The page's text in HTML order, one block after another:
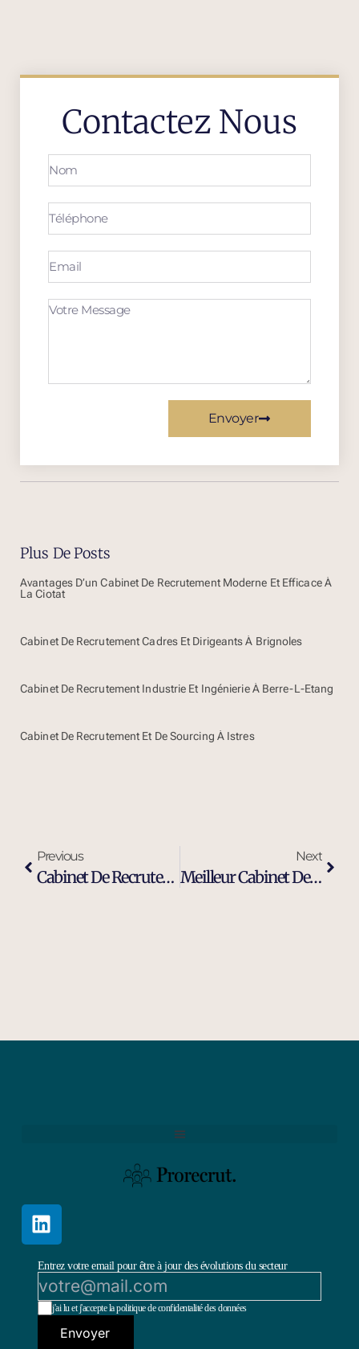
Contactez Nous
Envoyer
Plus De Posts
Avantages D’un Cabinet De Recrutement Moderne Et Efficace À
La Ciotat
Cabinet De Recrutement Cadres Et Dirigeants À Brignoles
Cabinet De Recrutement Industrie Et Ingénierie À Berre-L-Etang
Cabinet De Recrutement Et De Sourcing À Istres
Previous
Cabinet De Recrutement Cadres Et Dirigeants À La Ciotat
Next
Meilleur Cabinet De Recrutement Executive Search À La Ciotat
Entrez votre email pour être à jour des évolutions du secteur
j'ai lu et j'accepte la politique de confidentalité des données
Envoyer